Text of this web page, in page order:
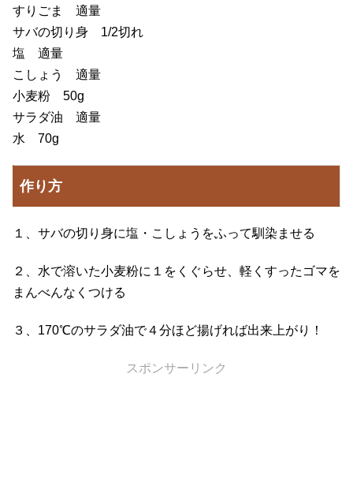
すりごま 適量
サバの切り身 1/2切れ
塩 適量
こしょう 適量
小麦粉 50g
サラダ油 適量
水 70g
作り方
１、サバの切り身に塩・こしょうをふって馴染ませる
２、水で溶いた小麦粉に１をくぐらせ、軽くすったゴマを
まんべんなくつける
３、170℃のサラダ油で４分ほど揚げれば出来上がり！
スポンサーリンク